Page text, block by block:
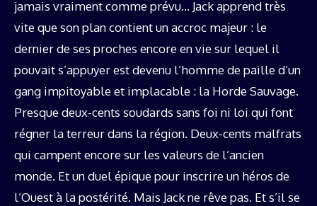
jamais vraiment comme prévu… Jack apprend très
vite que son plan contient un accroc majeur : le
dernier de ses proches encore en vie sur lequel il
pouvait s’appuyer est devenu l’homme de paille d’un
gang impitoyable et implacable : la Horde Sauvage.
Presque deux-cents soudards sans foi ni loi qui font
régner la terreur dans la région. Deux-cents malfrats
qui campent encore sur les valeurs de l’ancien
monde. Et un duel épique pour inscrire un héros de
l’Ouest à la postérité. Mais Jack ne rêve pas. Et s’il se